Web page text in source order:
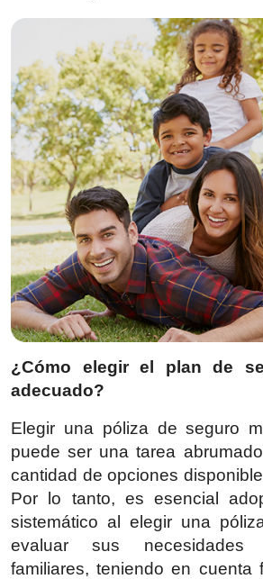
¿Cómo elegir el plan de
adecuado?
Elegir una póliza de seguro
puede ser una tarea
cantidad de opciones
Por lo tanto, es esencial
sistemático al elegir una
evaluar sus necesidades
familiares, teniendo en cuenta